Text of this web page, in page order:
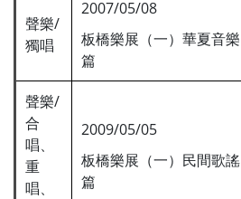
聲樂/
獨唱
2007/05/08
板橋樂展（一）華夏音樂
篇
聲樂/
合
唱、
重
唱、
2009/05/05
板橋樂展（一）民間歌謠
篇